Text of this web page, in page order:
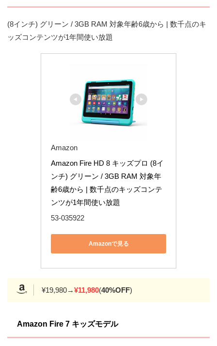
(8インチ) グリーン / 3GB RAM 対象年齢6歳から | 数千点のキ
ッズコンテンツが1年間使い放題
Amazon
Amazon Fire HD 8 キッズプロ (8イ
ンチ) グリーン / 3GB RAM 対象年
齢6歳から | 数千点のキッズコンテ
ンツが1年間使い放題
53-035922
Amazonで見る
¥19,980→¥11,980(40%OFF)
Amazon Fire 7 キッズモデル